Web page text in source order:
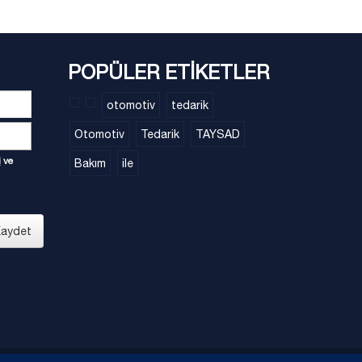
ve
POPÜLER ETİKETLER
otomotiv tedarik
Otomotiv Tedarik TAYSAD
Bakım ile